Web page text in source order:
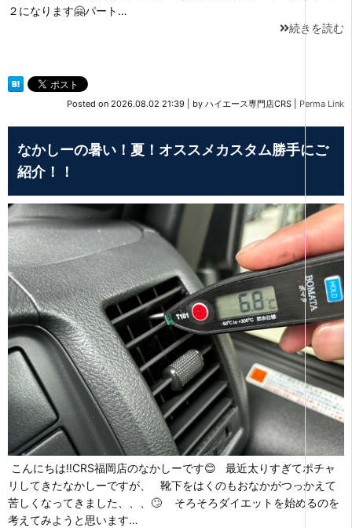
２になります🤗パート…
続きを読む
Posted on 2026.08.02 21:39 by ハイエース専門店CRS Perma Link
なかしーの暑い！夏！オススメカスタム勝手にご
紹介！！
こんにちは‼CRS福岡店のなかしーです😊 最近太りすぎてポチャ
リしてきたなかしーですが、 靴下をはくのもおなかがつっかえて
苦しくなってきました、、、🙄 そろそろダイエットを始めるのを
考えてみようと思います…